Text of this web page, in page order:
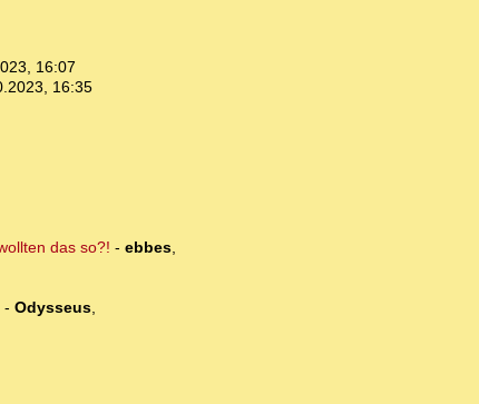
16:07
16:35
das so?! - ebbes,
- Odysseus,